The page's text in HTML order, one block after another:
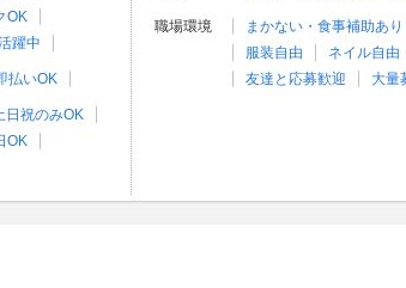
OK
躍中
払いOK
日祝のみOK
OK
職場環境 まかない・食事補助あり
服装自由
ネイル自由
友達と応募歓迎
大量